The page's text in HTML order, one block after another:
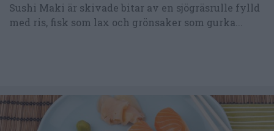
Sushi Maki är skivade bitar av en sjögräsrulle fylld
med ris, fisk som lax och grönsaker som gurka...